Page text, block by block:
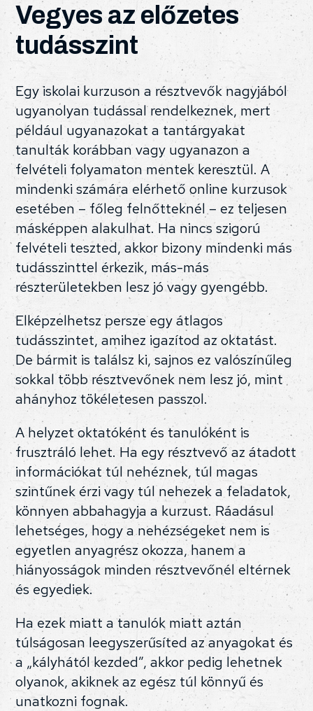
Vegyes az előzetes
tudásszint
Egy iskolai kurzuson a résztvevők nagyjából
ugyanolyan tudással rendelkeznek, mert
például ugyanazokat a tantárgyakat
tanulták korábban vagy ugyanazon a
felvételi folyamaton mentek keresztül. A
mindenki számára elérhető online kurzusok
esetében – főleg felnőtteknél – ez teljesen
másképpen alakulhat. Ha nincs szigorú
felvételi teszted, akkor bizony mindenki más
tudásszinttel érkezik, más-más
részterületekben lesz jó vagy gyengébb.
Elképzelhetsz persze egy átlagos
tudásszintet, amihez igazítod az oktatást.
De bármit is találsz ki, sajnos ez valószínűleg
sokkal több résztvevőnek nem lesz jó, mint
ahányhoz tökéletesen passzol.
A helyzet oktatóként és tanulóként is
frusztráló lehet. Ha egy résztvevő az átadott
információkat túl nehéznek, túl magas
szintűnek érzi vagy túl nehezek a feladatok,
könnyen abbahagyja a kurzust. Ráadásul
lehetséges, hogy a nehézségeket nem is
egyetlen anyagrész okozza, hanem a
hiányosságok minden résztvevőnél eltérnek
és egyediek.
Ha ezek miatt a tanulók miatt aztán
túlságosan leegyszerűsíted az anyagokat és
a „kályhától kezded”, akkor pedig lehetnek
olyanok, akiknek az egész túl könnyű és
unatkozni fognak.